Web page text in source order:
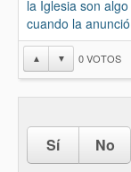
la Iglesia son
cuando la
▲ ▼ 0VOTOS
Sí No